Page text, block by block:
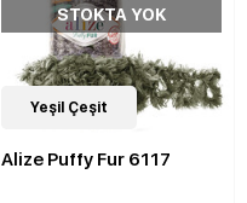
14Çeşit
STOKTA YOK
Yeşil Çeşit
Alize Puffy Fur 6117